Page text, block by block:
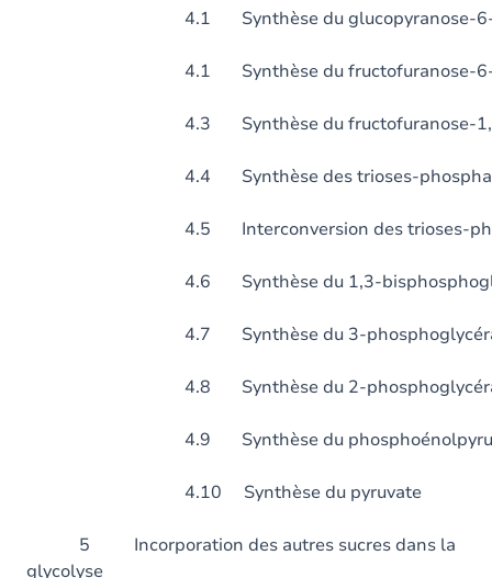
4.1 Synthèse du glucopyranose-6-
4.1 Synthèse du fructofuranose-6-
4.3 Synthèse du fructofuranose-1,6-
4.4 Synthèse des trioses-
4.5 Interconversion des trioses-
4.6 Synthèse du 1,3-
4.7 Synthèse du 3-
4.8 Synthèse du 2-
4.9 Synthèse du
4.10 Synthèse du pyruvate
5 Incorporation des autres sucres dans la
glycolyse